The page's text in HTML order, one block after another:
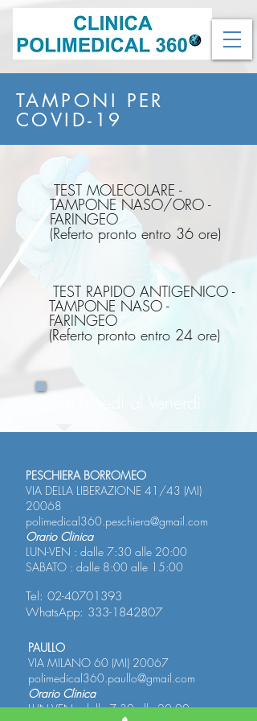
TAMPONI PER
COVID-19
TEST MOLECOLARE -
TAMPONE NASO/ORO -
FARINGEO
(Referto pronto entro 36 ore)
TEST RAPIDO ANTIGENICO -
TAMPONE NASO -
FARINGEO
(Referto pronto entro 24 ore)
PESCHIERA BORROMEO
VIA DELLA LIBERAZIONE 41/43 (MI)
20068
polimedical360.peschiera@gmail.com
Orario Clinica
LUN-VEN : dalle 7:30 alle 20:00
SABATO : dalle 8:00 alle 15:00
Tel: 02-40701393
WhatsApp: 333-1842807
PAULLO
VIA MILANO 60 (MI) 20067
polimedical360.paullo@gmail.com
Orario Clinica
LUN-VEN : dalle 7:30 alle 20:00